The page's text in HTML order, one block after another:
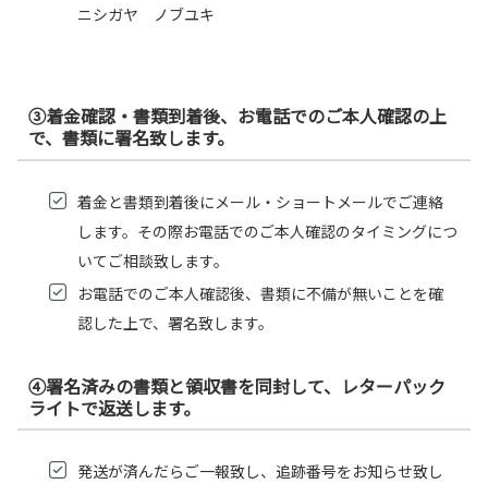
ニシガヤ ノブユキ
③着金確認・書類到着後、お電話でのご本人確認の上
で、書類に署名致します。
着金と書類到着後にメール・ショートメールでご連絡
します。その際お電話でのご本人確認のタイミングにつ
いてご相談致します。
お電話でのご本人確認後、書類に不備が無いことを確
認した上で、署名致します。
④署名済みの書類と領収書を同封して、レターパック
ライトで返送します。
発送が済んだらご一報致し、追跡番号をお知らせ致し